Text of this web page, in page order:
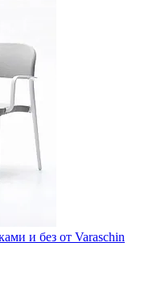
и без от Varaschin